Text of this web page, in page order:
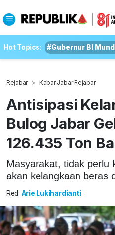
Hot Topics: #Gubernur BI
Rejabar Kabar Jabar Rejabar
Antisipasi
Bulog Jabar
126.435 Ton
Masyarakat, tidak perlu
akan kelangkaan beras
Red: Arie Lukihardianti